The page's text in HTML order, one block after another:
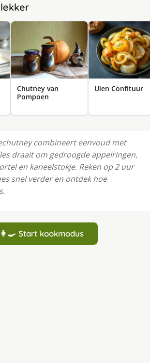
Chutney van
Pompoen
Uien Confituur
combineert eenvoud met
draait om gedroogde appelringen,
en kaneelstokje. Reken op 2 uur
snel verder en ontdek hoe
👩‍🍳 Start kookmodus